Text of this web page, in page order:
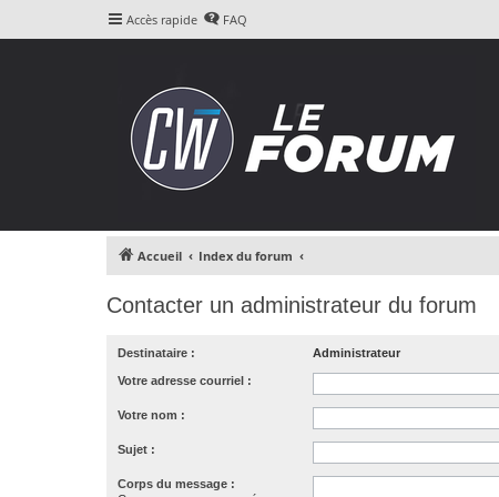
Accès rapide FAQ
Accueil Index du forum
Contacter un administrateur du forum
Destinataire : Administrateur
Votre adresse courriel :
Votre nom :
Sujet :
Corps du message :